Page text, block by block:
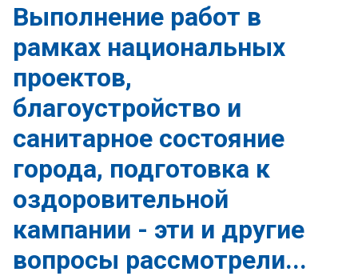
Выполнение работ в
рамках национальных
проектов,
благоустройство и
санитарное состояние
города, подготовка к
оздоровительной
кампании - эти и другие
вопросы рассмотрели...